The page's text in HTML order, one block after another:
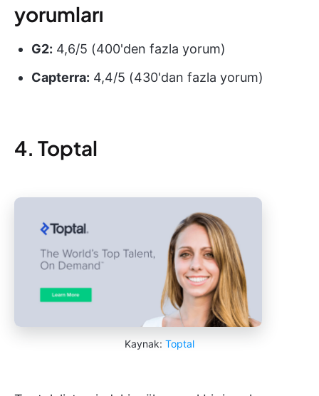
yorumları
G2: 4,6/5 (400'den fazla yorum)
Capterra: 4,4/5 (430'dan fazla yorum)
4. Toptal
Kaynak: Toptal